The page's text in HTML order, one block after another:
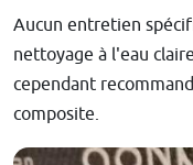
Aucun entretien
nettoyage à l'eau
cependant
composite.